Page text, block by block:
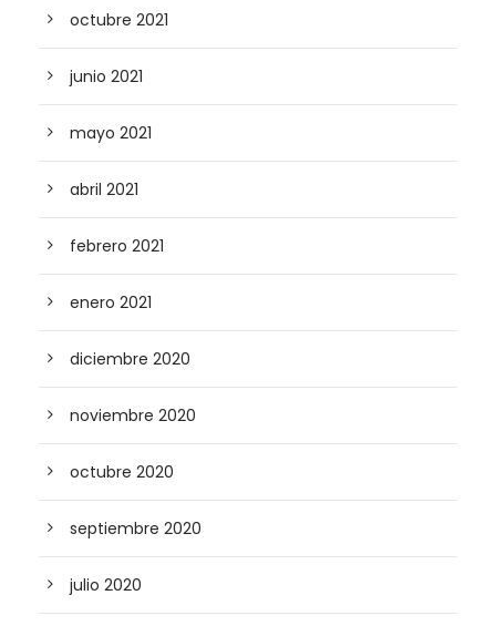
octubre 2021
junio 2021
mayo 2021
abril 2021
febrero 2021
enero 2021
diciembre 2020
noviembre 2020
octubre 2020
septiembre 2020
julio 2020